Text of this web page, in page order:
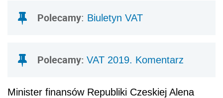
Polecamy: Biuletyn VAT
Polecamy: VAT 2019. Komentarz
Minister finansów Republiki Czeskiej Alena